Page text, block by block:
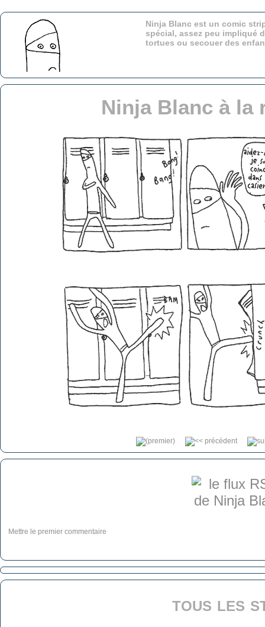
Ninja Blanc est un comic
spécial, assez peu impliqué
tortues ou secouer des
Ninja Blanc à la
Mettre le premier commentaire
tous les